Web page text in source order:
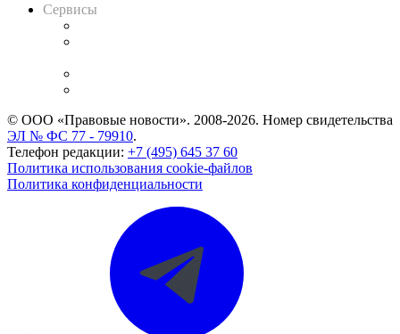
Сервисы
© ООО «Правовые новости». 2008-2026. Номер свидетельства
ЭЛ № ФС 77 - 79910.
Телефон редакции: +7 (495) 645 37 60
Политика использования cookie-файлов
Политика конфиденциальности